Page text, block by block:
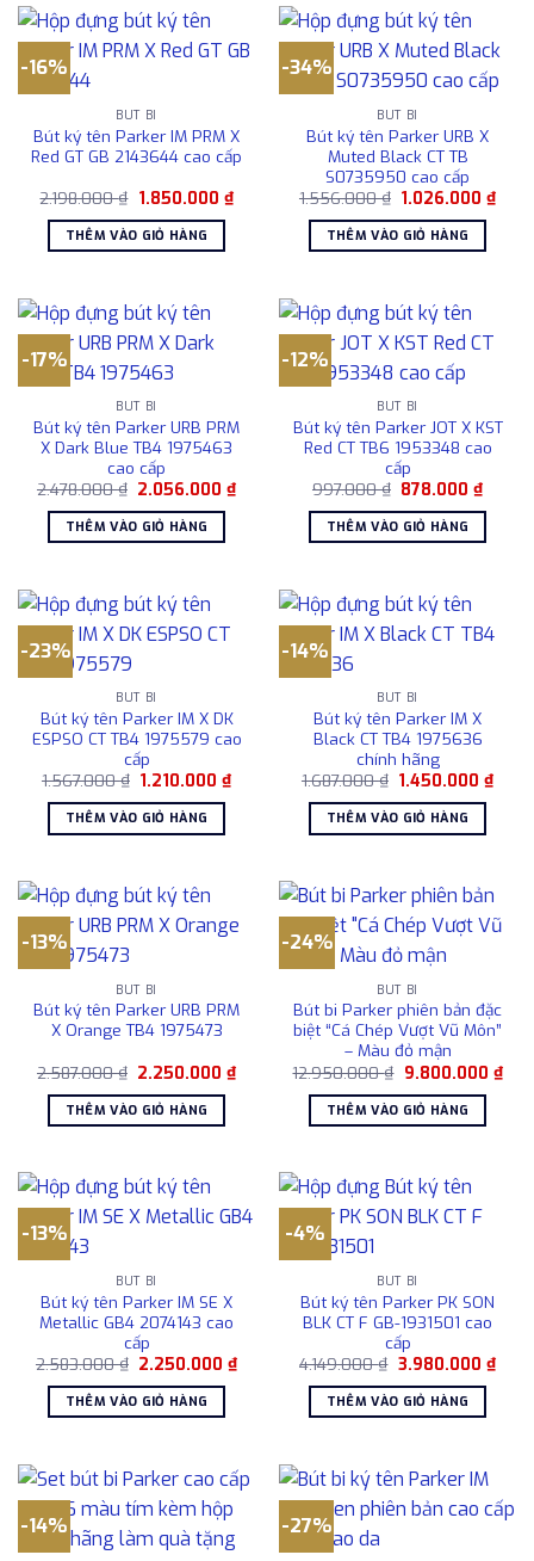
-16%
BÚT BI
Bút ký tên Parker IM PRM X
Red GT GB 2143644 cao cấp
2.198.000₫ Giá
là:
2.198.000 ₫.
1.850.000 ₫Giá
hiện
1.850.000 ₫.
THÊM VÀO GIỎ HÀNG
-34%
BÚT BI
Bút ký tên Parker URB X
Muted Black CT TB
S0735950 cao cấp
1.556.000₫ Giá
là:
1.556.000 ₫.
1.026.000₫Giá
hiện
THÊM VÀO GIỎ HÀNG
-17%
BÚT BI
Bút ký tên Parker URB PRM
X Dark Blue TB4 1975463
cao cấp
2.478.000₫ Giá
là:
2.478.000 ₫.
2.056.000₫Giá
hiện
2.056.000 ₫.
THÊM VÀO GIỎ HÀNG
-12%
BÚT BI
Bút ký tên Parker JOT X KST
Red CT TB6 1953348 cao
cấp
997.000₫ Giá
là:
997.000 ₫.
878.000₫Giá
hiện
tại
THÊM VÀO GIỎ HÀNG
-23%
BÚT BI
Bút ký tên Parker IM X DK
ESPSO CT TB4 1975579 cao
cấp
1.567.000₫ Giá
là:
1.567.000 ₫.
1.210.000₫Giá
1.210.000 ₫.
THÊM VÀO GIỎ HÀNG
-14%
BÚT BI
Bút ký tên Parker IM X
Black CT TB4 1975636
chính hãng
1.687.000₫ Giá
là:
1.687.000 ₫.
1.450.000₫Giá
THÊM VÀO GIỎ HÀNG
-13%
BÚT BI
Bút ký tên Parker URB PRM
X Orange TB4 1975473
2.587.000₫ Giá
là:
2.587.000 ₫.
2.250.000₫Giá
hiện
2.250.000 ₫.
THÊM VÀO GIỎ HÀNG
-24%
BÚT BI
Bút bi Parker phiên bản đặc
biệt “Cá Chép Vượt Vũ Môn”
– Màu đỏ mận
12.950.000₫ Giá
là:
12.950.000 ₫.
9.800.000 ₫Giá
hiện
THÊM VÀO GIỎ HÀNG
-13%
BÚT BI
Bút ký tên Parker IM SE X
Metallic GB4 2074143 cao
cấp
2.583.000₫ Giá
là:
2.583.000 ₫.
2.250.000₫Giá
hiện
2.250.000 ₫.
THÊM VÀO GIỎ HÀNG
-4%
BÚT BI
Bút ký tên Parker PK SON
BLK CT F GB-1931501 cao
cấp
4.149.000₫ Giá
là:
4.149.000 ₫.
3.980.000 ₫Giá
hiện
THÊM VÀO GIỎ HÀNG
-14% -27%